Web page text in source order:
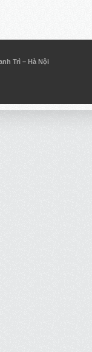
Trì – Hà Nội